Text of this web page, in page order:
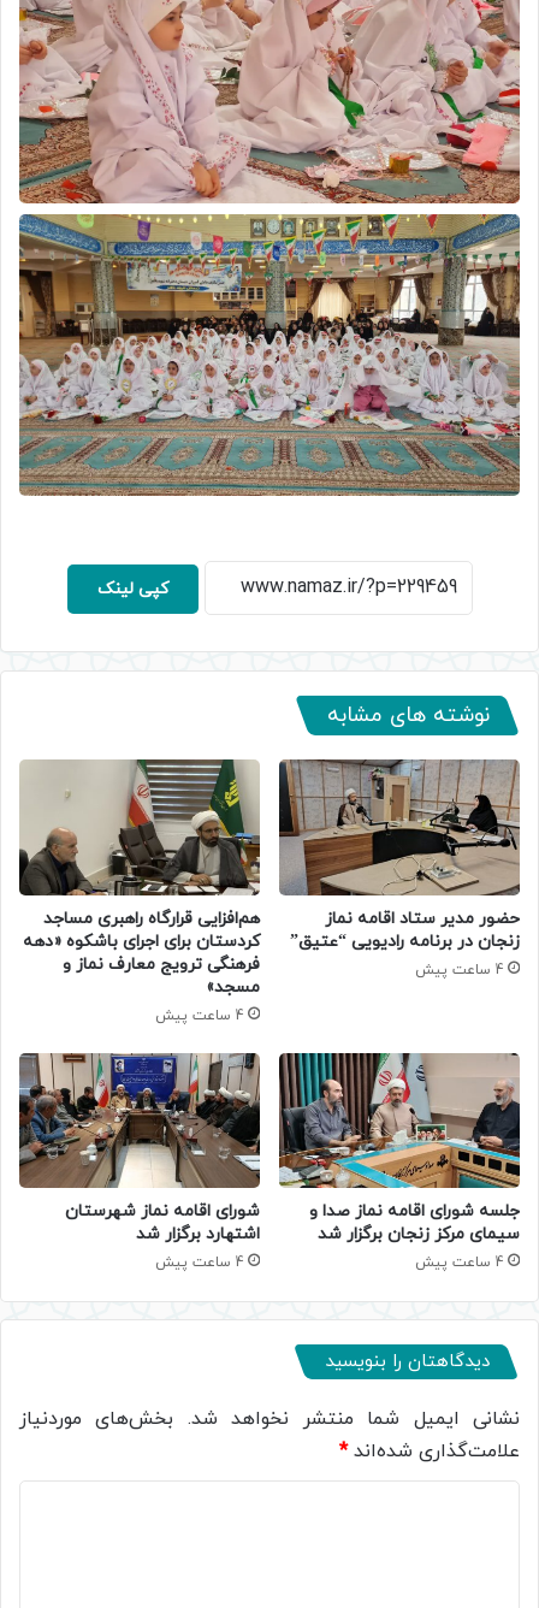
کپی لینک
نوشته های مشابه
حضور مدیر ستاد اقامه نماز
زنجان در برنامه رادیویی “عتیق”
4 ساعت پیش
هم‌افزایی قرارگاه راهبری مساجد
کردستان برای اجرای باشکوه «دهه
فرهنگی ترویج معارف نماز و
مسجد»
4 ساعت پیش
جلسه شورای اقامه نماز صدا و
سیمای مرکز زنجان برگزار شد
4 ساعت پیش
شورای اقامه نماز شهرستان
اشتهارد برگزار شد
4 ساعت پیش
دیدگاهتان را بنویسید
نشانی ایمیل شما منتشر نخواهد شد. بخش‌های موردنیاز
علامت‌گذاری شده‌اند*